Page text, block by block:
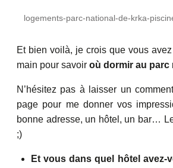
logements-parc-national-de-krka-
Et bien voilà, je crois que vous
main pour savoir où dormir au parc
N’hésitez pas à laisser un
page pour me donner vos
bonne adresse, un hôtel, un bar…
;)
Et vous dans quel hôtel avez-